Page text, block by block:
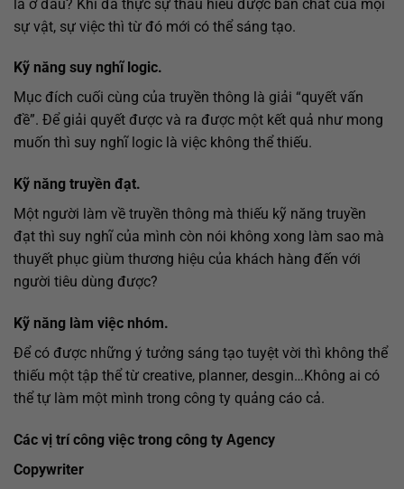
là ở đâu? Khi đã thực sự thấu hiểu được bàn chất của mọi
sự vật, sự việc thì từ đó mới có thể sáng tạo.
Kỹ năng suy nghĩ logic.
Mục đích cuối cùng của truyền thông là giải “quyết vấn
đề”. Để giải quyết được và ra được một kết quả như mong
muốn thì suy nghĩ logic là việc không thể thiếu.
Kỹ năng truyền đạt.
Một người làm về truyền thông mà thiếu kỹ năng truyền
đạt thì suy nghĩ của mình còn nói không xong làm sao mà
thuyết phục giùm thương hiệu của khách hàng đến với
người tiêu dùng được?
Kỹ năng làm việc nhóm.
Để có được những ý tưởng sáng tạo tuyệt vời thì không thể
thiếu một tập thể từ creative, planner, desgin…Không ai có
thể tự làm một mình trong công ty quảng cáo cả.
Các vị trí công việc trong công ty Agency
Copywriter